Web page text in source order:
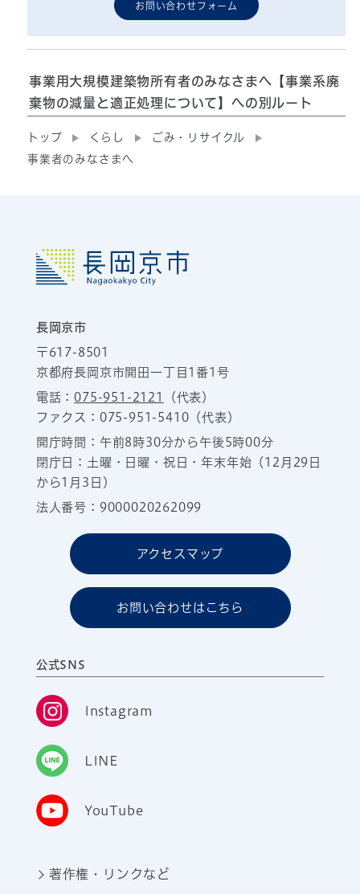
お問い合わせフォーム
事業用大規模建築物所有者のみなさまへ【事業系廃
棄物の減量と適正処理について】への別ルート
トップ くらし
ごみ・リサイクル
事業者のみなさまへ
長岡京市
〒617-8501
京都府長岡京市開田一丁目1番1号
電話：075-951-2121
（代表）
ファクス：075-951-5410（代表）
開庁時間：午前8時30分から午後5時00分
閉庁日：土曜・日曜・祝日・年末年始（12月29日
から1月3日）
法人番号：9000020262099
アクセスマップ
お問い合わせはこちら
公式SNS
Instagram
LINE
YouTube
著作権・リンクなど